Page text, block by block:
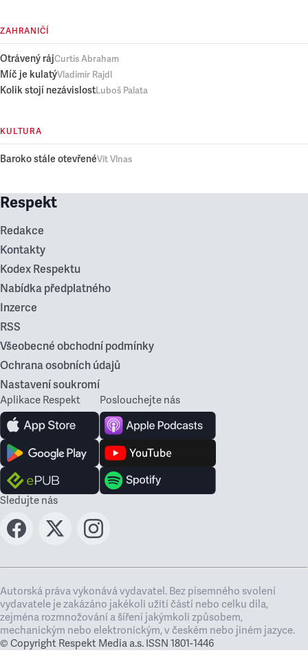
ZAHRANIČÍ
Otrávený rájCurtis Abraham
Míč je kulatýVladimír Rajdl
Kolik stojí nezávislostLuboš Palata
KULTURA
Baroko stále otevřenéVít Vlnas
Respekt
Redakce
Kontakty
Kodex Respektu
Nabídka předplatného
Inzerce
RSS
Všeobecné obchodní podmínky
Ochrana osobních údajů
Nastavení soukromí
Aplikace Respekt Poslouchejte nás
Sledujte nás
Autorská práva vykonává vydavatel. Bez písemného svolení
vydavatele je zakázáno jakékoli užití částí nebo celku díla,
zejména rozmnožování a šíření jakýmkoli způsobem,
mechanickým nebo elektronickým, v českém nebo jiném jazyce.
© Copyright Respekt Media a.s. ISSN 1801-1446